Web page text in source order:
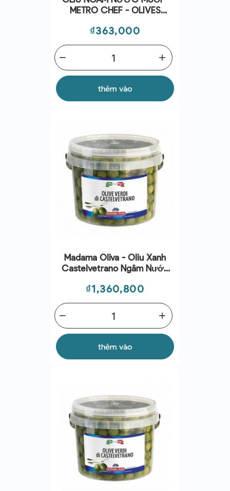
METRO CHEF - OLIVES
CERIGNOLA 1650G
Giá
₫363,000
add
remove
thêm vào
Madama Oliva - Oliu Xanh
Castelvetrano Ngâm Nước
Giá
₫1,360,800
add
remove
thêm vào